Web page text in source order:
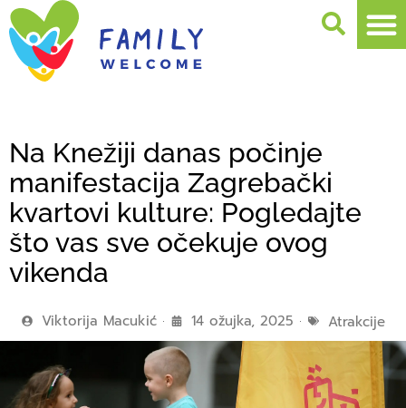
Na Knežiji danas počinje
manifestacija Zagrebački
kvartovi kulture: Pogledajte
što vas sve očekuje ovog
vikenda
Viktorija Macukić 14 ožujka, 2025 Atrakcije